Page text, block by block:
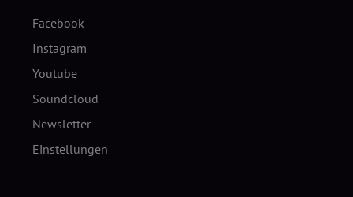
Facebook
Instagram
Youtube
Soundcloud
Newsletter
Einstellungen